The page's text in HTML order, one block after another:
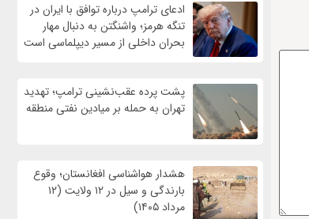
ادعای ترامپ درباره توافق با ایران در
تنگه هرمز؛ واشنگتن به دنبال مهار
بحران داخلی از مسیر دیپلماسی است
پشت پرده عقب‌نشینی ترامپ؛ تهدید
تهران به حمله بر ميادين نفتی منطقه
هشدار هواشناسی افغانستان؛ وقوع
بارندگی و سیل در ۱۲ ولایت (۱۲
مرداد ۱۴۰۵)